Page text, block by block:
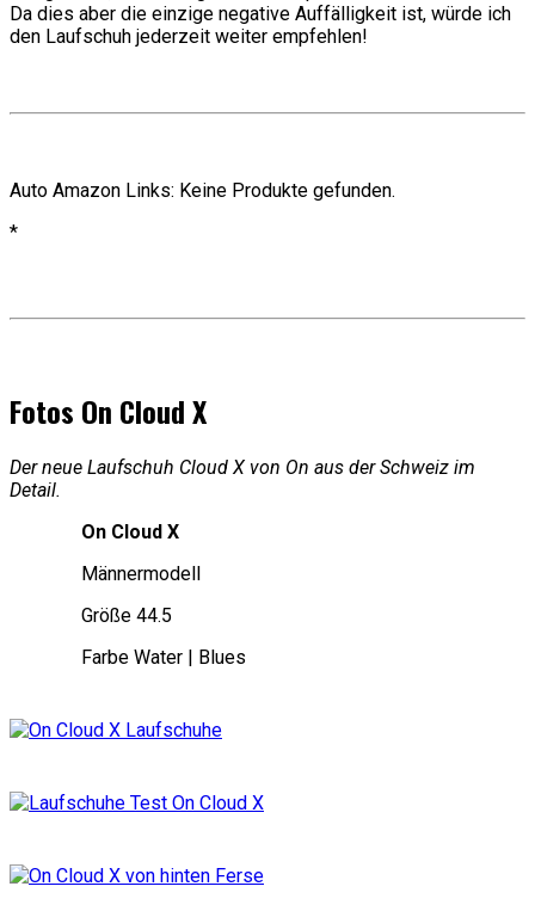
Da dies aber die einzige negative Auffälligkeit ist, würde ich
den Laufschuh jederzeit weiter empfehlen!
Auto Amazon Links: Keine Produkte gefunden.
*
Fotos On Cloud X
Der neue Laufschuh Cloud X von On aus der Schweiz im
Detail.
On Cloud X
Männermodell
Größe 44.5
Farbe Water | Blues